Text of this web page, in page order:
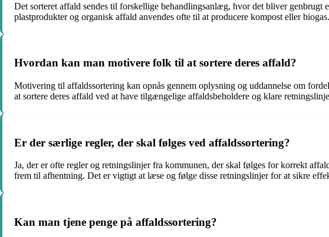
Det sorteret affald sendes til forskellige behandlingsanlæg, hvor det bliver
plastprodukter og organisk affald anvendes ofte til at producere kompost eller biogas.
Hvordan kan man motivere folk til at sortere deres affald?
Motivering til affaldssortering kan opnås gennem oplysning og uddannelse om
at sortere deres affald ved at have tilgængelige affaldsbeholdere og klare
Er der særlige regler, der skal følges ved affaldssortering?
Ja, der er ofte regler og retningslinjer fra kommunen, der skal følges for korrekt
frem til afhentning. Det er vigtigt at læse og følge disse retningslinjer for at sikre
Kan man tjene penge på affaldssortering?